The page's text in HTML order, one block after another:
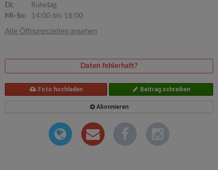
Di:
Ruhetag
Mi-So:
14:00 bis 18:00
Alle Öffnungszeiten ansehen
Daten fehlerhaft?
Foto hochladen Beitrag schreiben
Abonnieren
i